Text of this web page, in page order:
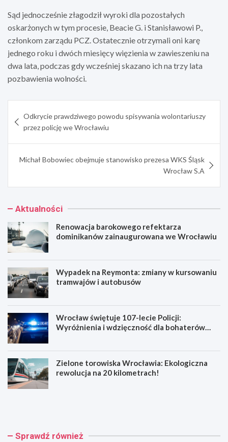
Sąd jednocześnie złagodził wyroki dla pozostałych
oskarżonych w tym procesie, Beacie G. i Stanisławowi P.,
członkom zarządu PCZ. Ostatecznie otrzymali oni karę
jednego roku i dwóch miesięcy więzienia w zawieszeniu na
dwa lata, podczas gdy wcześniej skazano ich na trzy lata
pozbawienia wolności.
wpisu
Odkrycie prawdziwego powodu spisywania wolontariuszy
przez policję we Wrocławiu
Michał Bobowiec obejmuje stanowisko prezesa WKS Śląsk
Wrocław S.A
Aktualności
Renowacja barokowego refektarza
dominikanów zainaugurowana we Wrocławiu
Wypadek na Reymonta: zmiany w kursowaniu
tramwajów i autobusów
Wrocław świętuje 107-lecie Policji:
Wyróżnienia i wdzięczność dla bohaterów
Zielone torowiska Wrocławia: Ekologiczna
rewolucja na 20 kilometrach!
R
a
W
e Sprawdź również